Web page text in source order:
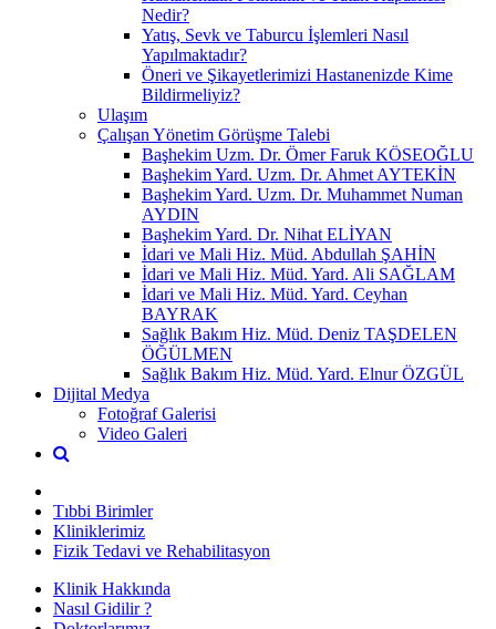
Nedir?
Yatış, Sevk ve Taburcu İşlemleri Nasıl
Yapılmaktadır?
Öneri ve Şikayetlerimizi Hastanenizde Kime
Bildirmeliyiz?
Ulaşım
Çalışan Yönetim Görüşme Talebi
Başhekim Uzm. Dr. Ömer Faruk KÖSEOĞLU
Başhekim Yard. Uzm. Dr. Ahmet AYTEKİN
Başhekim Yard. Uzm. Dr. Muhammet Numan
AYDIN
Başhekim Yard. Dr. Nihat ELİYAN
İdari ve Mali Hiz. Müd. Abdullah ŞAHİN
İdari ve Mali Hiz. Müd. Yard. Ali SAĞLAM
İdari ve Mali Hiz. Müd. Yard. Ceyhan
BAYRAK
Sağlık Bakım Hiz. Müd. Deniz TAŞDELEN
ÖĞÜLMEN
Sağlık Bakım Hiz. Müd. Yard. Elnur ÖZGÜL
Dijital Medya
Fotoğraf Galerisi
Video Galeri
Tıbbi Birimler
Kliniklerimiz
Fizik Tedavi ve Rehabilitasyon
Klinik Hakkında
Nasıl Gidilir ?